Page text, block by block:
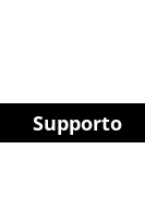
Supporto